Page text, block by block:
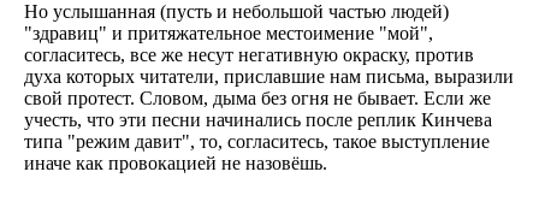
Но услышанная (пусть и небольшой частью людей)
"здравиц" и притяжательное местоимение "мой",
согласитесь, все же несут негативную окраску, против
духа которых читатели, приславшие нам письма, выразили
свой протест. Словом, дыма без огня не бывает. Если же
учесть, что эти песни начинались после реплик Кинчева
типа "режим давит", то, согласитесь, такое выступление
иначе как провокацией не назовёшь.